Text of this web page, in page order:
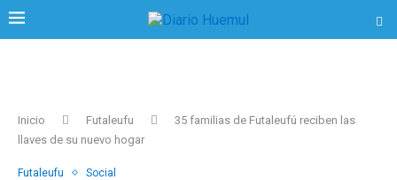
Inicio Futaleufu
35 familias de Futaleufú reciben las
llaves de su nuevo hogar
Futaleufu Social